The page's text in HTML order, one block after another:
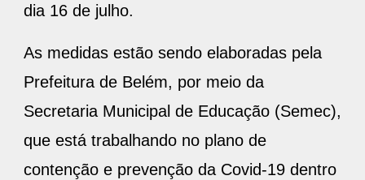
dia 16 de julho.
As medidas estão sendo elaboradas pela
Prefeitura de Belém, por meio da
Secretaria Municipal de Educação (Semec),
que está trabalhando no plano de
contenção e prevenção da Covid-19 dentro